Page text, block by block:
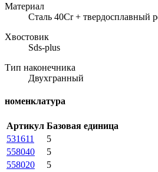
Материал
Сталь 40Cr + твердосплавный
Хвостовик
Sds-plus
Тип наконечника
Двухгранный
номенклатура
Артикул Базовая единица
531611
5
558040
5
558020
5